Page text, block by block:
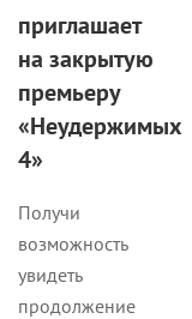
приглашает
на закрытую
премьеру
«Неудержимых
4»
Получи
возможность
увидеть
продолжение